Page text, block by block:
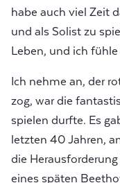
habe auch viel Zeit
und als Solist zu
Leben, und ich
Ich nehme an, der
zog, war die
spielen durfte. Es
letzten 40 Jahren,
die
eines späten